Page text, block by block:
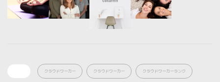
クラウドワーカー クラウドワーカー クラウドワーカーランク